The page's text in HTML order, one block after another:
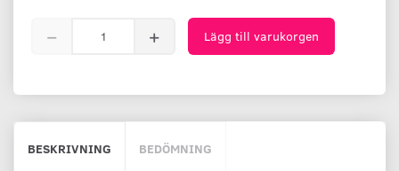
Lägg till varukorgen
BESKRIVNING BEDÖMNING